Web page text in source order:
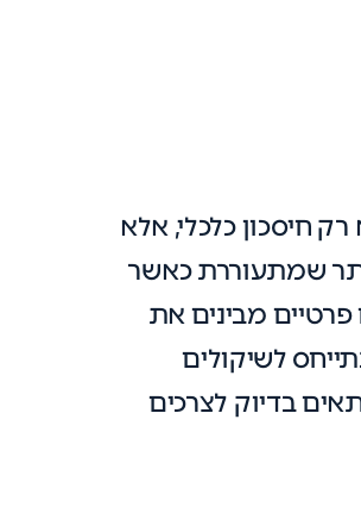
חיסכון כלכלי, אלא
שמתעוררת כאשר
מבינים את
לשיקולים
בדיוק לצרכים